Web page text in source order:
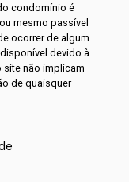
condomínio é
mesmo passível
ocorrer de algum
devido à
não implicam
de quaisquer